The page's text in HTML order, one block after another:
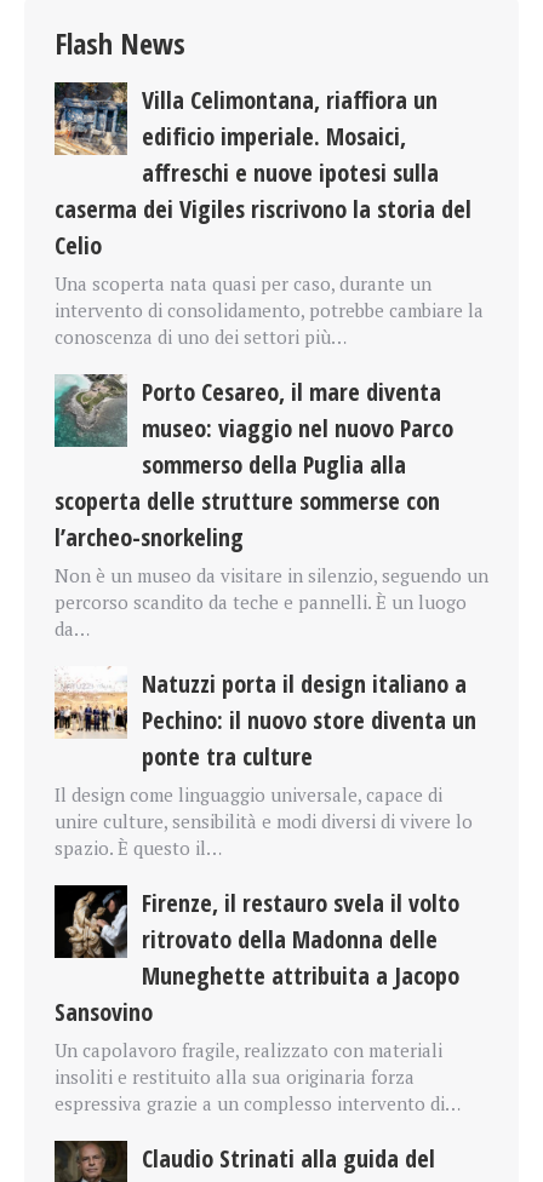
Flash News
Villa Celimontana, riaffiora un
edificio imperiale. Mosaici,
affreschi e nuove ipotesi sulla
caserma dei Vigiles riscrivono la storia del
Celio
Una scoperta nata quasi per caso, durante un
intervento di consolidamento, potrebbe cambiare la
conoscenza di uno dei settori più…
Porto Cesareo, il mare diventa
museo: viaggio nel nuovo Parco
sommerso della Puglia alla
scoperta delle strutture sommerse con
l’archeo-snorkeling
Non è un museo da visitare in silenzio, seguendo un
percorso scandito da teche e pannelli. È un luogo
da…
Natuzzi porta il design italiano a
Pechino: il nuovo store diventa un
ponte tra culture
Il design come linguaggio universale, capace di
unire culture, sensibilità e modi diversi di vivere lo
spazio. È questo il…
Firenze, il restauro svela il volto
ritrovato della Madonna delle
Muneghette attribuita a Jacopo
Sansovino
Un capolavoro fragile, realizzato con materiali
insoliti e restituito alla sua originaria forza
espressiva grazie a un complesso intervento di…
Claudio Strinati alla guida del